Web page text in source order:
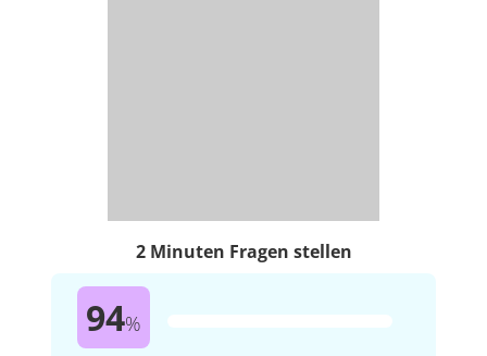
2 Minuten Fragen stellen
94%